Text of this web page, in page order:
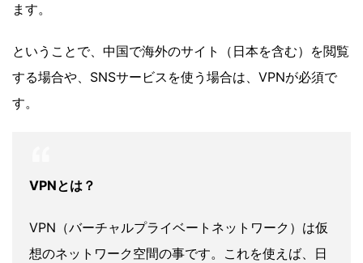
ます。
ということで、中国で海外のサイト（日本を含む）を閲覧
する場合や、SNSサービスを使う場合は、VPNが必須で
す。
VPNとは？
VPN（バーチャルプライベートネットワーク）は仮
想のネットワーク空間の事です。これを使えば、日